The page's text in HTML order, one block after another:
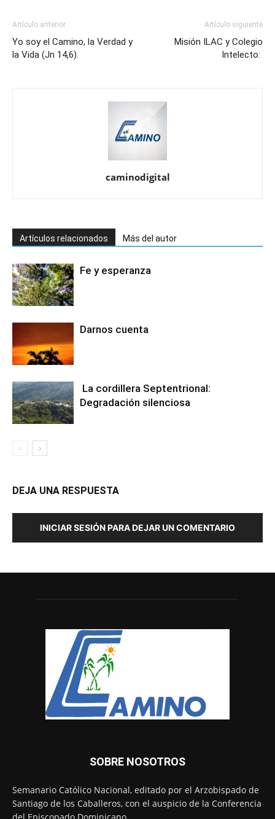
Artículo anterior
Yo soy el Camino, la Verdad y
la Vida (Jn 14,6).
Artículo siguiente
Misión ILAC y Colegio
Intelecto:
caminodigital
Artículos relacionados Más del autor
Fe y esperanza
Darnos cuenta
La cordillera Septentrional:
Degradación silenciosa
DEJA UNA RESPUESTA
INICIAR SESIÓN PARA DEJAR UN COMENTARIO
SOBRE NOSOTROS
Semanario Católico Nacional, editado por el Arzobispado de
Santiago de los Caballeros, con el auspicio de la Conferencia